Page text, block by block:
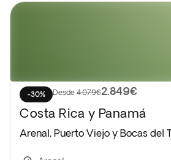
-30% Desde 4.079€2.849€
Costa Rica y Panamá
Arenal, Puerto Viejo y Bocas del